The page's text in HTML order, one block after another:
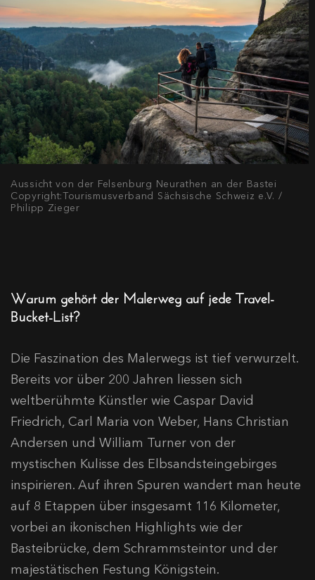
Aussicht von der Felsenburg Neurathen an der Bastei
Copyright:Tourismusverband Sächsische Schweiz e.V. /
Philipp Zieger
Warum gehört der Malerweg auf jede Travel-
Bucket-List?
Die Faszination des Malerwegs ist tief verwurzelt.
Bereits vor über 200 Jahren liessen sich
weltberühmte Künstler wie Caspar David
Friedrich, Carl Maria von Weber, Hans Christian
Andersen und William Turner von der
mystischen Kulisse des Elbsandsteingebirges
inspirieren. Auf ihren Spuren wandert man heute
auf 8 Etappen über insgesamt 116 Kilometer,
vorbei an ikonischen Highlights wie der
Basteibrücke, dem Schrammsteintor und der
majestätischen Festung Königstein.